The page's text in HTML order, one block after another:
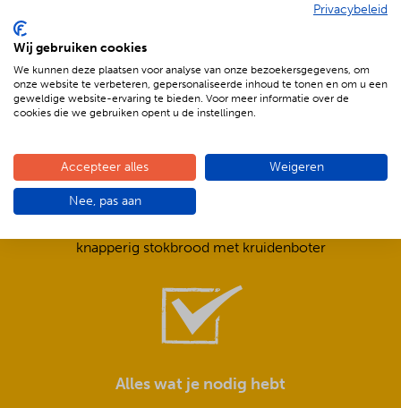
Compleet is ook écht compleet!
Frisse salades,
knapperig stokbrood met kruidenboter
Alles wat je nodig hebt
Privacybeleid
Wij gebruiken cookies
We kunnen deze plaatsen voor analyse van onze bezoekersgegevens, om
onze website te verbeteren, gepersonaliseerde inhoud te tonen en om u een
geweldige website-ervaring te bieden. Voor meer informatie over de
cookies die we gebruiken opent u de instellingen.
Accepteer alles Weigeren
Nee, pas aan